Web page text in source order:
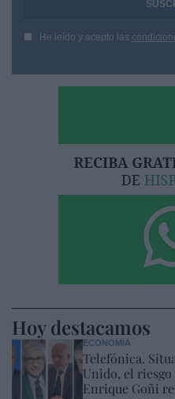
He leído y acepto las
Hoy destacamos
ECONOMÍA
Telefónica.
Unido, el riesgo
Enrique Goñi